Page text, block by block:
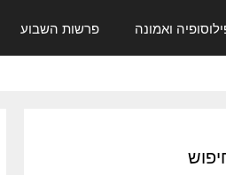
ואמונה פרשות השבוע